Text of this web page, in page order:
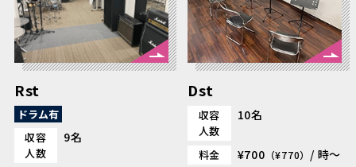
Rst
ドラム有
収容
人数
9名
Dst
収容
人数
10名
料金 ¥700 （¥770） / 時～